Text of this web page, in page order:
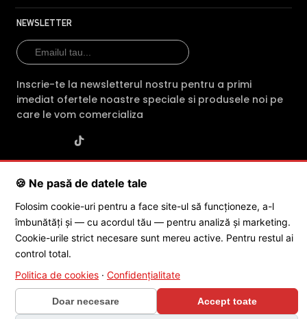
NEWSLETTER
Inscrie-te la newsletterul nostru pentru a primi
imediat ofertele noastre speciale si produsele noi pe
care le vom comercializa
SC POLITES ONLINE SRL · CUI:RO34846331
J2015001227161· Capital social: 200 RON · Sediu: Str. Petrache
Poenaru, Nr. 1, Craiova, Jud. Dolj ·Contactează-ne·Service produs
🍪 Ne pasă de datele tale
Folosim cookie-uri pentru a face site-ul să funcționeze, a-l
îmbunătăți și — cu acordul tău — pentru analiză și marketing.
Cookie-urile strict necesare sunt mereu active. Pentru restul ai
control total.
Politica de cookies · Confidențialitate
Doar necesare Accept toate